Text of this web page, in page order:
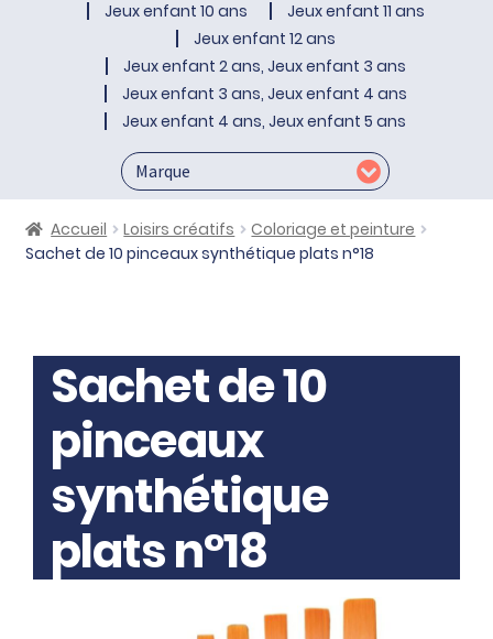
Jeux enfant 10 ans
Jeux enfant 11 ans
Jeux enfant 12 ans
Jeux enfant 2 ans, Jeux enfant 3 ans
Jeux enfant 3 ans, Jeux enfant 4 ans
Jeux enfant 4 ans, Jeux enfant 5 ans
Accueil Loisirs créatifs
Coloriage et peinture
Sachet de 10 pinceaux synthétique plats n°18
Sachet de 10
pinceaux
synthétique
plats n°18